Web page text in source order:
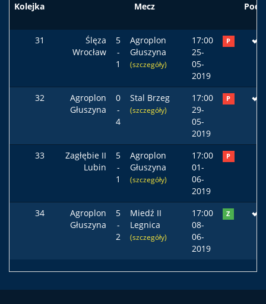
Kolejka Mecz
31
Ślęza
Wrocław
5
-
1
Agroplon
Głuszyna
(szczegóły)
17:00
25-
05-
2019
P
32
Agroplon
Głuszyna
0
-
4
Stal Brzeg
(szczegóły)
17:00
29-
05-
2019
P
33
Zagłębie II
Lubin
5
-
1
Agroplon
Głuszyna
(szczegóły)
17:00
01-
06-
2019
P
34
Agroplon
Głuszyna
5
-
2
Miedź II
Legnica
(szczegóły)
17:00
08-
06-
2019
Z